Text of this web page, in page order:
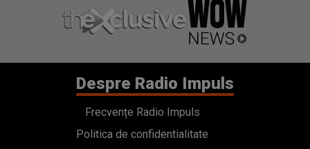
Despre Radio Impuls
Frecvențe Radio Impuls
Politica de confidentialitate